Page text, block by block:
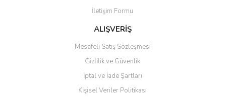
Ürün fiyatı diğer sitelerden daha pahalı.
Bu ürüne benzer farklı alternatifler olmalı.
Gönder
İletişim Formu
ALIŞVERİŞ
Mesafeli Satış Sözleşmesi
Gizlilik ve Güvenlik
İptal ve İade Şartları
Kişisel Veriler Politikası